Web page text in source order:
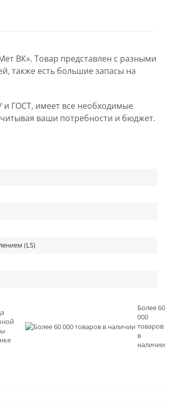
ВК». Товар представлен с разными
также есть большие запасы на
и ГОСТ, имеет все необходимые
ваши потребности и бюджет.
(LS)
Более 60
000
товаров
в
наличии